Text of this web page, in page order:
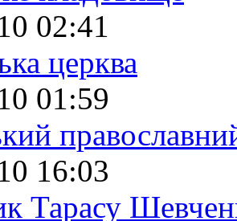
02:41
церква
01:59
16:03
Тарасу